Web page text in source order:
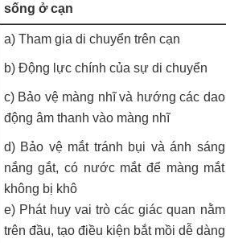
sống ở cạn
a) Tham gia di chuyển trên cạn
b) Động lực chính của sự di chuyển
c) Bảo vệ màng nhĩ và hướng các dao
động âm thanh vào màng nhĩ
d) Bảo vệ mắt tránh bụi và ánh sáng
nắng gắt, có nước mắt để màng mắt
không bị khô
e) Phát huy vai trò các giác quan nằm
trên đầu, tạo điều kiện bắt mồi dễ dàng